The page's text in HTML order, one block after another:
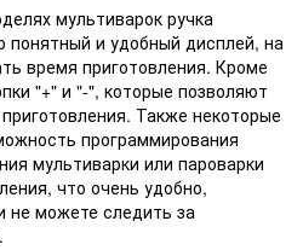
мультиварок ручка
понятный и удобный дисплей, на
время приготовления. Кроме
"+" и "-", которые позволяют
Также некоторые
программирования
мультиварки или пароварки
что очень удобно,
не можете следить за